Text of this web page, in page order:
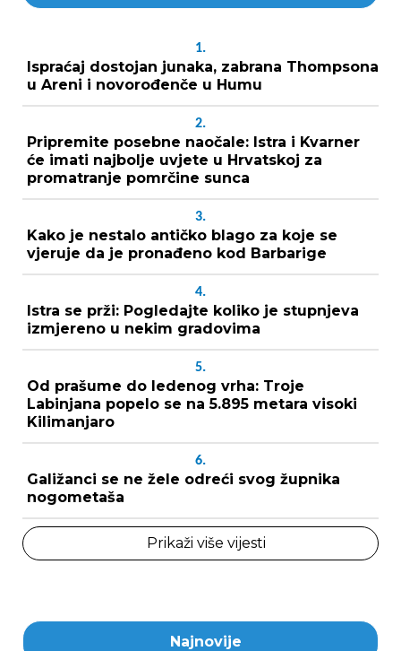
1.
Ispraćaj dostojan junaka, zabrana Thompsona
u Areni i novorođenče u Humu
2.
Pripremite posebne naočale: Istra i Kvarner
će imati najbolje uvjete u Hrvatskoj za
promatranje pomrčine sunca
3.
Kako je nestalo antičko blago za koje se
vjeruje da je pronađeno kod Barbarige
4.
Istra se prži: Pogledajte koliko je stupnjeva
izmjereno u nekim gradovima
5.
Od prašume do ledenog vrha: Troje
Labinjana popelo se na 5.895 metara visoki
Kilimanjaro
6.
Galižanci se ne žele odreći svog župnika
nogometaša
Prikaži više vijesti
Najnovije